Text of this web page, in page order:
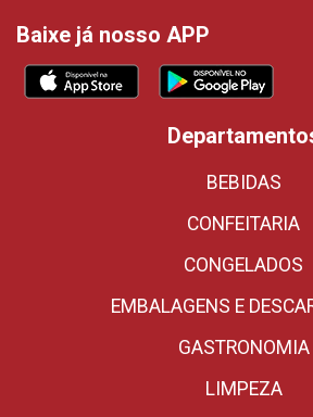
Baixe já nosso APP
BEBIDAS
CONFEITARIA
CONGELADOS
EMBALAGENS E
GASTRONOMIA
LIMPEZA